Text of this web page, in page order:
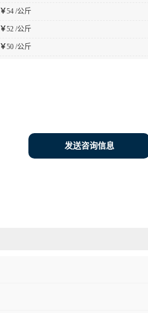
￥54 /公斤
￥52 /公斤
￥50 /公斤
发送咨询信息